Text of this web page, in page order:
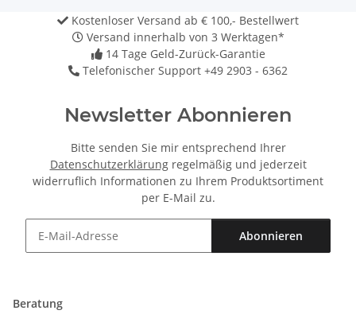
Kostenloser Versand ab € 100,- Bestellwert
Versand innerhalb von 3 Werktagen*
14 Tage Geld-Zurück-Garantie
Telefonischer Support +49 2903 - 6362
Newsletter Abonnieren
Bitte senden Sie mir entsprechend Ihrer
Datenschutzerklärungregelmäßig und jederzeit
widerruflich Informationen zu Ihrem Produktsortiment
per E-Mail zu.
Abonnieren
Beratung